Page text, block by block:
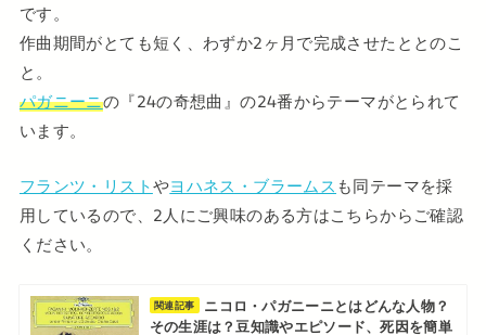
です。
作曲期間がとても短く、わずか2ヶ月で完成させたととのこ
と。
パガニーニの『24の奇想曲』の24番からテーマがとられて
います。
フランツ・リストやヨハネス・ブラームス も同テーマを採
用しているので、2人にご興味のある方はこちらからご確認
ください。
関連記事
ニコロ・パガニーニとはどんな人物？
その生涯は？豆知識やエピソード、死因を簡単